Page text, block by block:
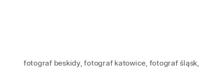
fotograf beskidy,fotograf katowice, fotograf śląsk,